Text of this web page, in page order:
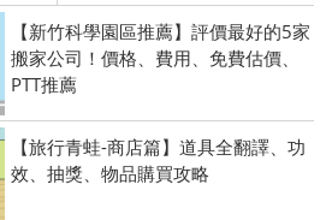
【新竹科學園區推薦】評價最好的5家
搬家公司！價格、費用、免費估價、
PTT推薦
【旅行青蛙-商店篇】道具全翻譯、功
效、抽獎、物品購買攻略